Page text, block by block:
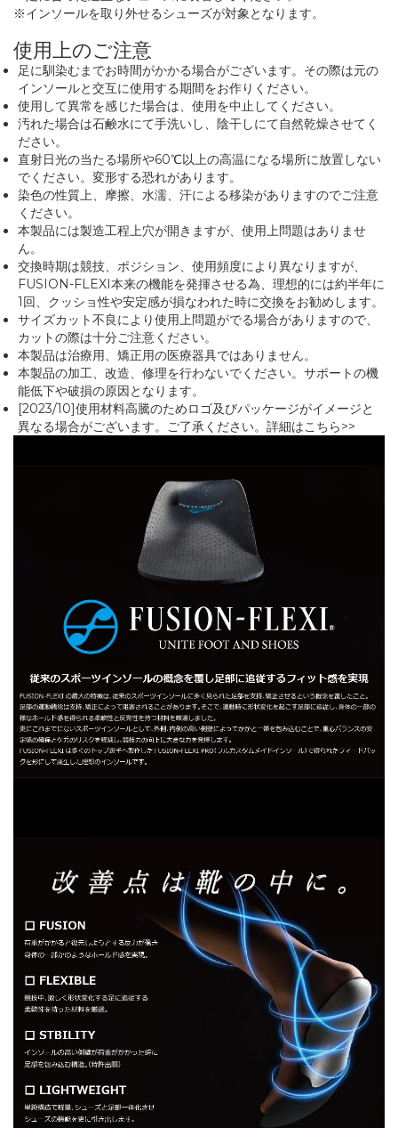
※インソールを取り外せるシューズが対象となります。
使用上のご注意
足に馴染むまでお時間がかかる場合がございます。その際は元の
インソールと交互に使用する期間をお作りください。
使用して異常を感じた場合は、使用を中止してください。
汚れた場合は石鹸水にて手洗いし、陰干しにて自然乾燥させてく
ださい。
直射日光の当たる場所や60℃以上の高温になる場所に放置しない
でください。変形する恐れがあります。
染色の性質上、摩擦、水濡、汗による移染がありますのでご注意
ください。
本製品には製造工程上穴が開きますが、使用上問題はありませ
ん。
交換時期は競技、ポジション、使用頻度により異なりますが、
FUSION-FLEXI本来の機能を発揮させる為、理想的には約半年に
1回、クッショ性や安定感が損なわれた時に交換をお勧めします。
サイズカット不良により使用上問題がでる場合がありますので、
カットの際は十分ご注意ください。
本製品は治療用、矯正用の医療器具ではありません。
本製品の加工、改造、修理を行わないでください。サポートの機
能低下や破損の原因となります。
[2023/10]使用材料高騰のためロゴ及びパッケージがイメージと
異なる場合がございます。ご了承ください。 詳細はこちら>>